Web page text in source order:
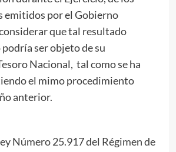
emitidos por el Gobierno
que tal resultado
podría ser objeto de su
Nacional, tal como se ha
el mimo procedimiento
anterior.
Número 25.917 del Régimen de